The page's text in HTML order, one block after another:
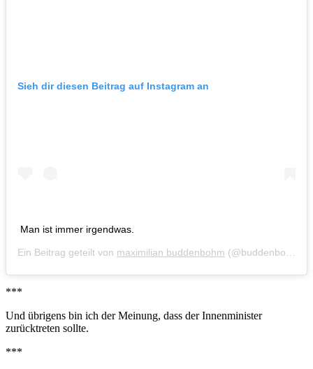
Sieh dir diesen Beitrag auf Instagram an
Man ist immer irgendwas.
Ein Beitrag geteilt von maximilian buddenbohm (@buddenbohm) am
***
Und übrigens bin ich der Meinung, dass der Innenminister
zurücktreten sollte.
***